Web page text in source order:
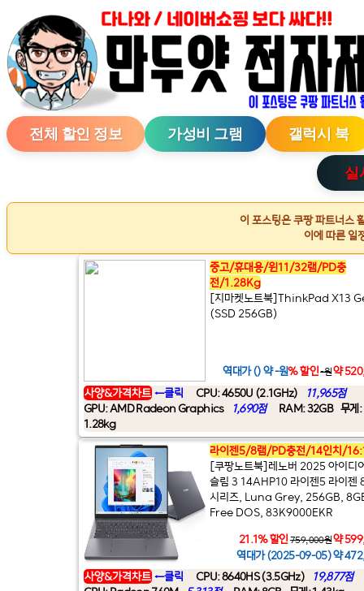
전체 할인 정보 가성비 그램 갤럭시 북
실
이 포스팅은 쿠팡 파트너스
이에 따른 일
중고/휴대용/윈11/32램/PD충
전/1.28Kg
[지마켓노트북]ThinkPad X13
(SSD 256GB)
% 할인-원약
역대가 () 약 -원
사양&가격차트 ←클릭 CPU: 4650U (2.1GHz)
11,965점
GPU: AMD Radeon Graphics
1,690점 RAM: 32GB 무게:
1.28kg
라이젠5/8램/PD충전/14인치/
[쿠팡노트북]레노버 2025 아이디
슬림 3 14AHP10 라이젠5 라이젠
시리즈, Luna Grey, 256GB,
Free DOS, 83K9000EKR
21.1% 할인 759,000원약
역대가 (2025-09-05) 약
사양&가격차트 ←클릭 CPU: 8640HS (3.5GHz)
19,877점